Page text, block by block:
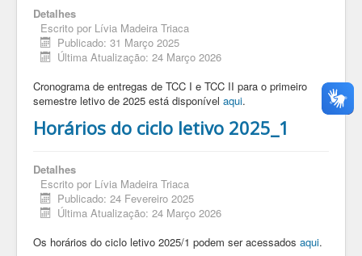
Detalhes
Escrito por Lívia Madeira Triaca
Publicado: 31 Março 2025
Última Atualização: 24 Março 2026
Cronograma de entregas de TCC I e TCC II para o primeiro
semestre letivo de 2025 está disponível aqui.
Horários do ciclo letivo 2025_1
Detalhes
Escrito por Lívia Madeira Triaca
Publicado: 24 Fevereiro 2025
Última Atualização: 24 Março 2026
Os horários do ciclo letivo 2025/1 podem ser acessados aqui.